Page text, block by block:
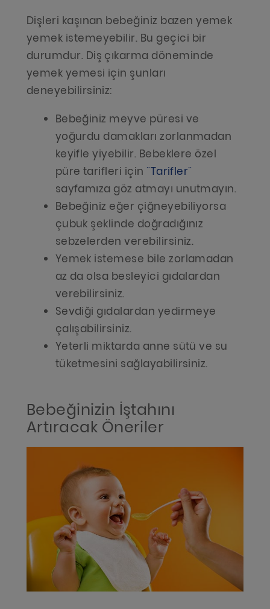
Dişleri kaşınan bebeğiniz bazen yemek
yemek istemeyebilir. Bu geçici bir
durumdur. Diş çıkarma döneminde
yemek yemesi için şunları
deneyebilirsiniz:
Bebeğiniz meyve püresi ve
yoğurdu damakları zorlanmadan
keyifle yiyebilir. Bebeklere özel
püre tarifleri için ¨Tarifler¨
sayfamıza göz atmayı unutmayın.
Bebeğiniz eğer çiğneyebiliyorsa
çubuk şeklinde doğradığınız
sebzelerden verebilirsiniz.
Yemek istemese bile zorlamadan
az da olsa besleyici gıdalardan
verebilirsiniz.
Sevdiği gıdalardan yedirmeye
çalışabilirsiniz.
Yeterli miktarda anne sütü ve su
tüketmesini sağlayabilirsiniz.
Bebeğinizin İştahını
Artıracak Öneriler